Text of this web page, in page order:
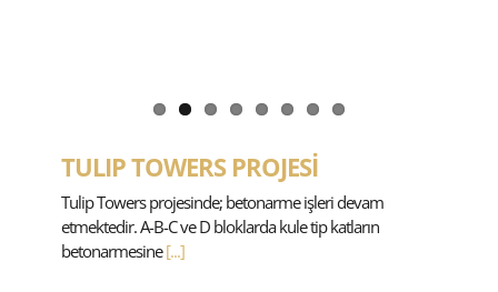
TULIP TOWERS PROJESİ
Tulip Towers projesinde; betonarme işleri devam
etmektedir. A-B-C ve D bloklarda kule tip katların
betonarmesine[...]